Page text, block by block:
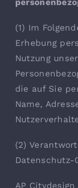
Lithium
(1) Im
Erhebung
Nutzung
die auf Sie
Name,
(2)
Datenschutz-
AP Citydesign